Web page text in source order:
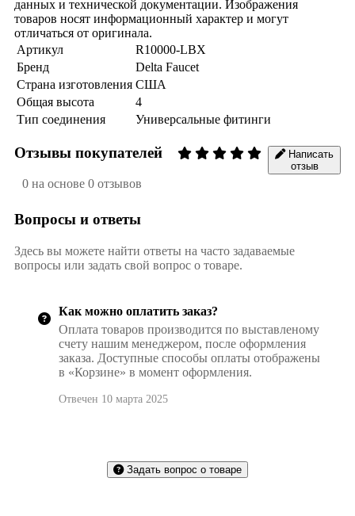
данных и технической документации. Изображения
товаров носят информационный характер и могут
отличаться от оригинала.
Артикул
R10000-LBX
Бренд
Delta Faucet
Страна изготовления США
Общая высота
4
Тип соединения
Универсальные фитинги
Отзывы покупателей
0 на основе 0 отзывов
Написать
отзыв
Вопросы и ответы
Здесь вы можете найти ответы на часто задаваемые
вопросы или задать свой вопрос о товаре.
Как можно оплатить заказ?
Оплата товаров производится по выставленому
счету нашим менеджером, после оформления
заказа. Доступные способы оплаты отображены
в «Корзине» в момент оформления.
Отвечен 10 марта 2025
Задать вопрос о товаре